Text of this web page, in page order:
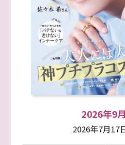
2026年9
2026年7月17